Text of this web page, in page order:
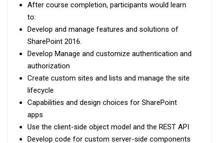
After course completion, participants would learn
to:
Develop and manage features and solutions of
SharePoint 2016.
Develop Manage and customize authentication and
authorization
Create custom sites and lists and manage the site
lifecycle
Capabilities and design choices for SharePoint
apps
Use the client-side object model and the REST API
Develop code for custom server-side components